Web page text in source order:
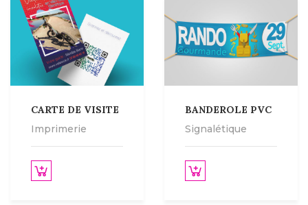
CARTE DE VISITE
Imprimerie
le produit
BANDEROLE PVC
Signalétique
Lire la suite